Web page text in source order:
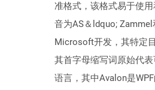
准格式，该格式易于使
音为AS＆ldquo; Zammel
Microsoft开发，其特定
其首字母缩写词原始代
语言，其中Avalon是